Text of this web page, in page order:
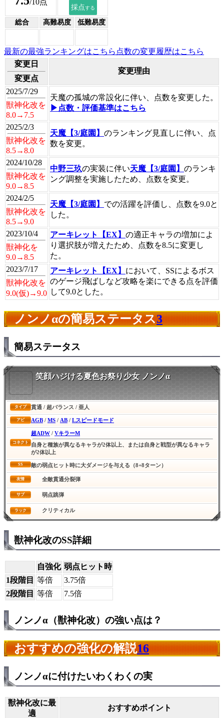
総合 高難易度 低難易度
最新の最強ランキングはこちら 点数の変更履歴はこちら
変更日
変更点
変更理由
2025/7/29
獣神化改を
8.0→7.5
天魔の孤城の常設化に伴い、点数を変更した。
▶点数・評価基準はこちら
2025/2/3
獣神化改を
8.5→8.0
天魔【3/庭園】 のランキング見直しに伴い、点
数を変更。
2024/10/28
獣神化改を
9.0→8.5
中野三玖の実装に伴い天魔【3/庭園】 のランキ
ング調整を実施したため、点数を変更。
2024/2/5
獣神化改を
8.5→9.0
天魔【3/庭園】 での活躍を評価し、点数を9.0と
した。
2023/10/4
獣神化を
9.0→8.5
アーキレット【EX】 の適正キャラの増加によ
り選択肢が増えたため、点数を8.5に変更し
た。
2023/7/17
獣神化改を
9.0(仮)→9.0
アーキレット【EX】 において、SSによるボス
のゲージ飛ばしなど攻略を楽にできる点を評価
して9.0とした。
ノンノαの簡易ステータス3
簡易ステータス
笑顔ハジける夏色お祭り少女 ノンノα
タイプ 貫通 / 超バランス / 亜人
アビ AGB / MS / AB / Lスピードモード
コネクト
超ADW / VキラーM
自身と種族が異なるキャラが2体以上、または自身と戦型が異なるキャラ
が2体以上
SS 敵の弱点ヒット時に大ダメージを与える（8+8ターン）
友情 全敵貫通分裂弾
サブ 弱点跳弾
ラック クリティカル
獣神化改のSS詳細
自強化 弱点ヒット時
1段階目 等倍
3.75倍
2段階目 等倍 7.5倍
ノンノα（獣神化改）の強い点は？
おすすめの強化の解説16
ノンノαに付けたいわくわくの実
獣神化改に最
適
おすすめポイント